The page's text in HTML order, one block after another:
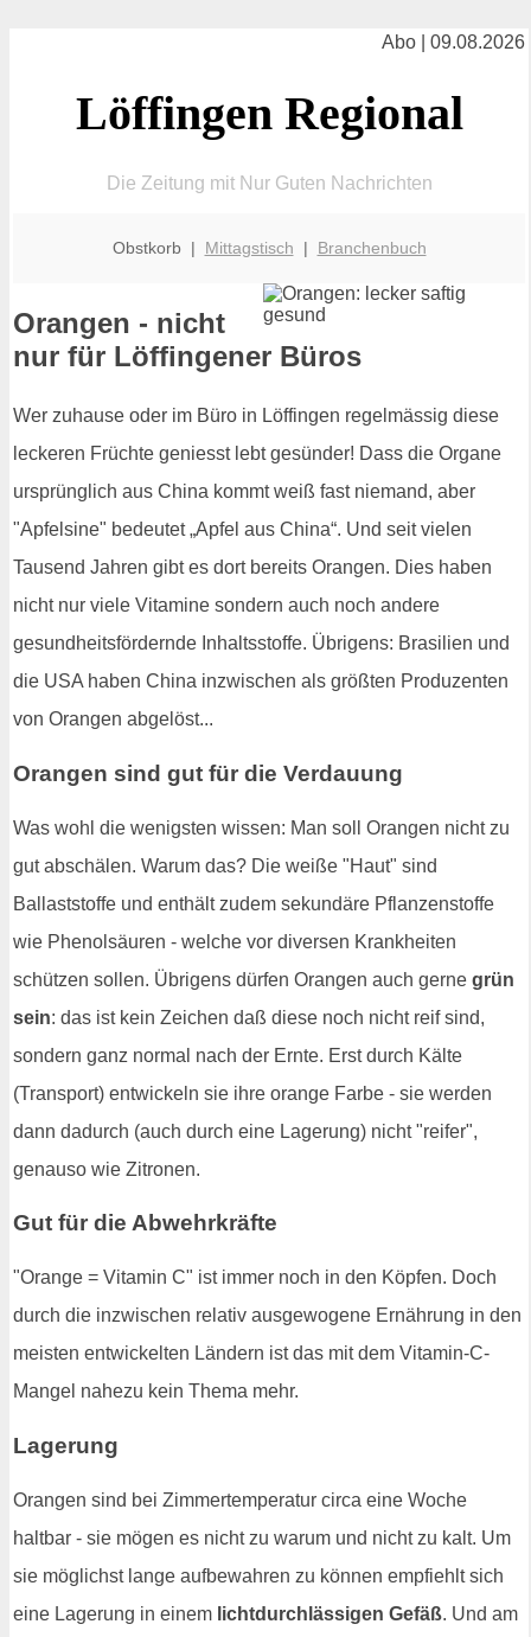
Abo | 09.08.2026
Löffingen Regional
Die Zeitung mit Nur Guten Nachrichten
Obstkorb | Mittagstisch | Branchenbuch
Orangen - nicht
nur für Löffingener Büros
Wer zuhause oder im Büro in Löffingen regelmässig diese
leckeren Früchte geniesst lebt gesünder! Dass die Organe
ursprünglich aus China kommt weiß fast niemand, aber
"Apfelsine" bedeutet „Apfel aus China“. Und seit vielen
Tausend Jahren gibt es dort bereits Orangen. Dies haben
nicht nur viele Vitamine sondern auch noch andere
gesundheitsfördernde Inhaltsstoffe. Übrigens: Brasilien und
die USA haben China inzwischen als größten Produzenten
von Orangen abgelöst...
Orangen sind gut für die Verdauung
Was wohl die wenigsten wissen: Man soll Orangen nicht zu
gut abschälen. Warum das? Die weiße "Haut" sind
Ballaststoffe und enthält zudem sekundäre Pflanzenstoffe
wie Phenolsäuren - welche vor diversen Krankheiten
schützen sollen. Übrigens dürfen Orangen auch gerne grün
sein: das ist kein Zeichen daß diese noch nicht reif sind,
sondern ganz normal nach der Ernte. Erst durch Kälte
(Transport) entwickeln sie ihre orange Farbe - sie werden
dann dadurch (auch durch eine Lagerung) nicht "reifer",
genauso wie Zitronen.
Gut für die Abwehrkräfte
"Orange = Vitamin C" ist immer noch in den Köpfen. Doch
durch die inzwischen relativ ausgewogene Ernährung in den
meisten entwickelten Ländern ist das mit dem Vitamin-C-
Mangel nahezu kein Thema mehr.
Lagerung
Orangen sind bei Zimmertemperatur circa eine Woche
haltbar - sie mögen es nicht zu warum und nicht zu kalt. Um
sie möglichst lange aufbewahren zu können empfiehlt sich
eine Lagerung in einem lichtdurchlässigen Gefäß. Und am